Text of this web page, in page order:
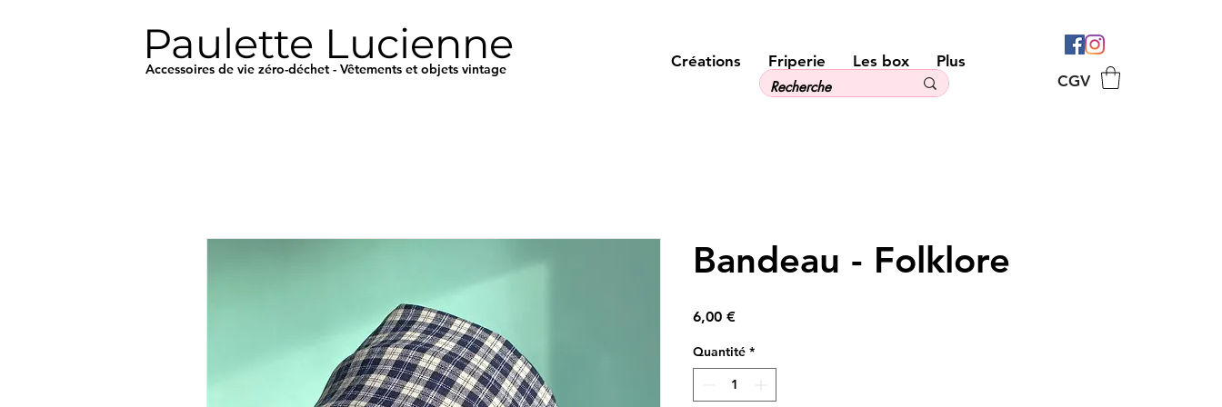
Paulette Lucienne
Accessoires de vie zéro-déchet - Vêtements et objets vintage Créations Friperie Les box
Plus
CGV
Bandeau - Folklore
6,00 €Prix
Quantité *